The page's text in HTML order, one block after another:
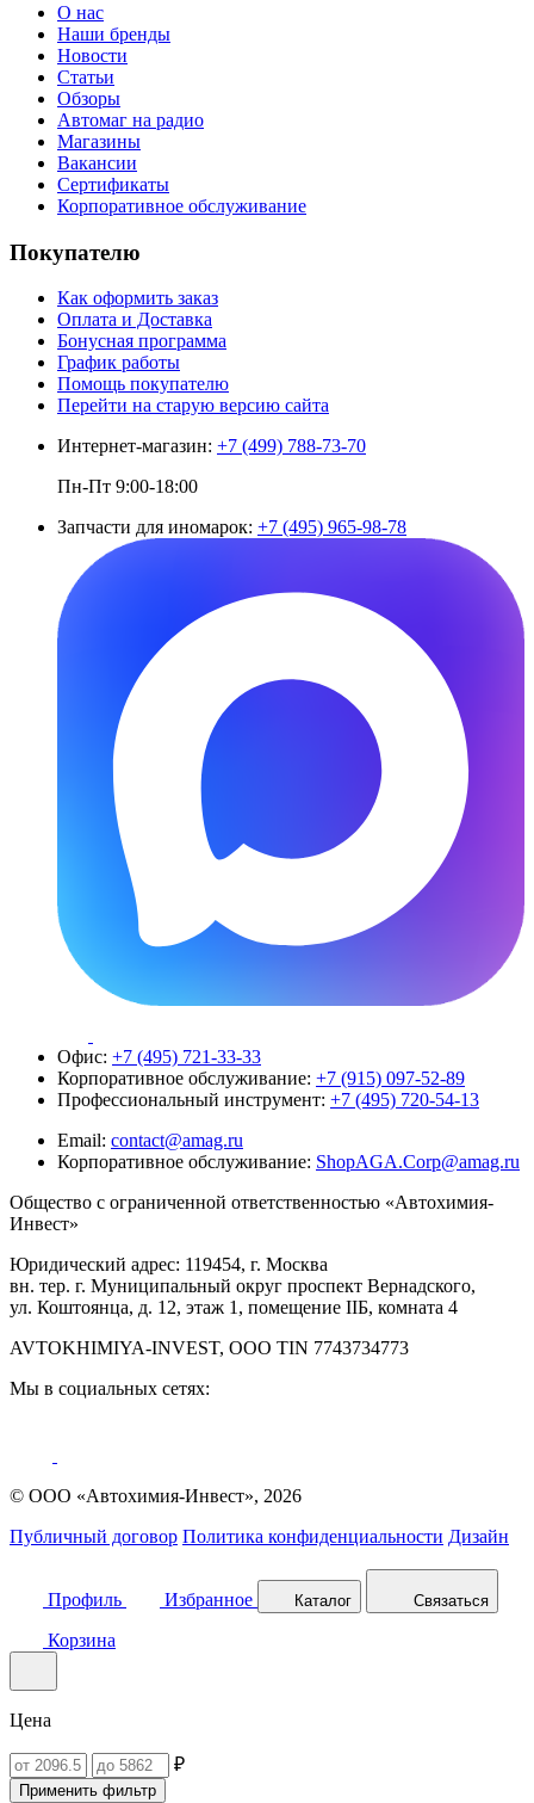
О нас
Наши бренды
Новости
Статьи
Обзоры
Автомаг на радио
Магазины
Вакансии
Сертификаты
Корпоративное обслуживание
Покупателю
Как оформить заказ
Оплата и Доставка
Бонусная программа
График работы
Помощь покупателю
Перейти на старую версию сайта
Интернет-магазин: +7 (499) 788-73-70
Пн-Пт 9:00-18:00
Запчасти для иномарок: +7 (495) 965-98-78
Офис: +7 (495) 721-33-33
Корпоративное обслуживание: +7 (915) 097-52-89
Профессиональный инструмент: +7 (495) 720-54-13
Email: contact@amag.ru
Корпоративное обслуживание: ShopAGA.Corp@amag.ru
Общество с ограниченной ответственностью «Автохимия-
Инвест»
Юридический адрес: 119454, г. Москва
вн. тер. г. Муниципальный округ проспект Вернадского,
ул. Коштоянца, д. 12, этаж 1, помещение IIБ, комната 4
AVTOKHIMIYA-INVEST, OOO TIN 7743734773
Мы в социальных сетях:
© ООО «Автохимия-Инвест», 2026
Публичный договор Политика конфиденциальности Дизайн
Профиль Избранное Каталог Связаться
Корзина
Цена
₽
Применить фильтр